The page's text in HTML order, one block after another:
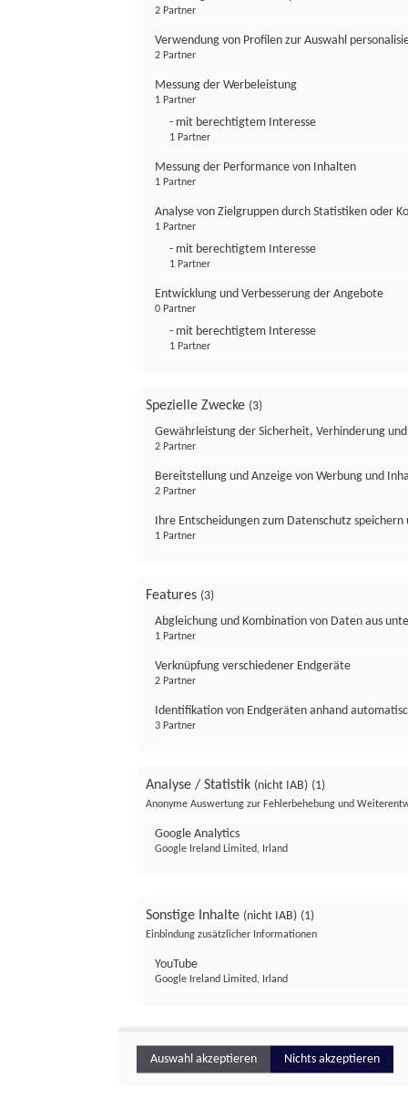
2 Partner
Verwendung von Profilen zur Auswahl
2 Partner
Messung der Werbeleistung
1 Partner
- mit berechtigtem Interesse
1 Partner
Messung der Performance von Inhalten
1 Partner
Analyse von Zielgruppen durch Statistiken oder
1 Partner
- mit berechtigtem Interesse
1 Partner
Entwicklung und Verbesserung der Angebote
0 Partner
- mit berechtigtem Interesse
1 Partner
Spezielle Zwecke (3)
Gewährleistung der Sicherheit, Verhinderung
2 Partner
Bereitstellung und Anzeige von Werbung und
2 Partner
Ihre Entscheidungen zum Datenschutz
1 Partner
Features (3)
Abgleichung und Kombination von Daten aus
1 Partner
Verknüpfung verschiedener Endgeräte
2 Partner
Identifikation von Endgeräten anhand
3 Partner
Analyse / Statistik (nicht IAB) (1)
Anonyme Auswertung zur Fehlerbehebung und
Google Analytics
Google Ireland Limited, Irland
Sonstige Inhalte (nicht IAB) (1)
Einbindung zusätzlicher Informationen
YouTube
Google Ireland Limited, Irland
Auswahl akzeptieren Nichts akzeptieren